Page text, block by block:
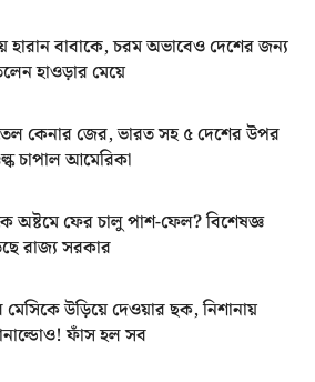
হারান বাবাকে, চরম অভাবেও দেশের জন্য
হাওড়ার মেয়ে
কেনার জের, ভারত সহ ৫ দেশের উপর
চাপাল আমেরিকা
অষ্টমে ফের চালু পাশ-ফেল? বিশেষজ্ঞ
রাজ্য সরকার
উড়িয়ে দেওয়ার ছক, নিশানায়
ফাঁস হল সব